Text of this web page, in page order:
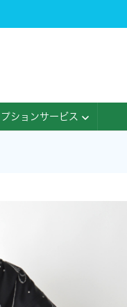
ションサービス